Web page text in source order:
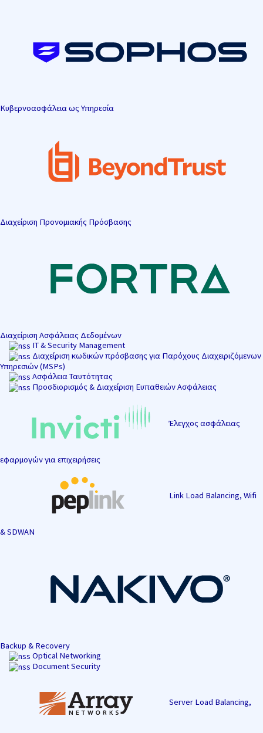
Κυβερνοασφάλεια ως Υπηρεσία
Διαχείριση Προνομιακής Πρόσβασης
Διαχείριση Ασφάλειας Δεδομένων
IT & Security Management
Διαχείριση κωδικών πρόσβασης για Παρόχους Διαχειριζόμενων
Υπηρεσιών (MSPs)
Ασφάλεια Ταυτότητας
Προσδιορισμός & Διαχείριση Ευπαθειών Ασφάλειας
Έλεγχος ασφάλειας
εφαρμογών για επιχειρήσεις
Link Load Balancing, Wifi
& SDWAN
Backup & Recovery
Optical Networking
Document Security
Server Load Balancing,